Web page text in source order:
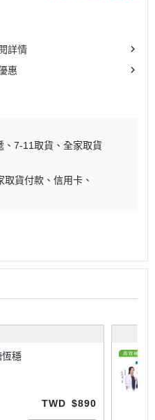
詳情
惠
7-11取貨
全家取貨
取貨付款
信用卡
穩
TWD $890